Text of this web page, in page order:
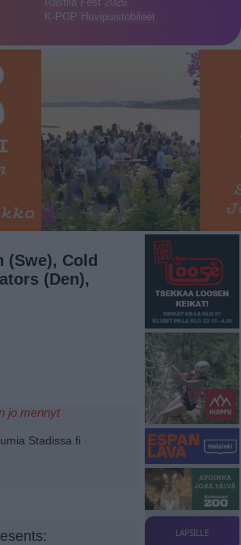
Rastila Fest 2026
K-POP Huvipuistobileet
(Swe), Cold
(Den),
jo mennyt
Stadissa.fi -
LAPSILLE